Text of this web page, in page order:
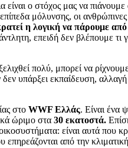
είναι ο στόχος μας να
μόλυνσης, οι
η λογική να πάρουμε
επειδή δεν βλέπουμε τι
πολύ, μπορεί να ρίχνουμε
υπάρξει εκπαίδευση,
στο WWF Ελλάς. Είναι ένα
ώριμο στα 30 εκατοστά.
είναι αυτά που
από την